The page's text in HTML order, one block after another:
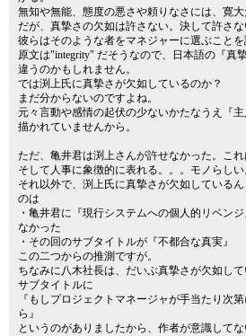
無知や無能、態度の悪さや頼りなさには、寛大
だが、真摯さの欠如は許さない。決して許さな
彼らはそのような者をマネジャーに選ぶこと
原文は"integrity" だそうなので、日本語の『真
違うのかもしれません。
では渕上氏に真摯さが欠如しているのか？
まだ分からないのですよね。
元々言動や感情の起伏の少ないかたなうえ『
描かれていませんから。
ただ、亀井君は渕上さんが許せなかった。これ
そして人事に象徴的に表れる。。。モノらしい
それ以外で、渕上氏に真摯さが欠如している
のは
・亀井君に『現行システムへの個人的リベン
なかった
・その回のサブタイトルが『不都合な真実』
この二つからの推測ですが。
ちなみに八木社長は、だいぶ真摯さが欠如し
サブタイトルに
『もしプロジェクトマネージャが手当たり次
ら』
というのがありましたから、作者が意識して